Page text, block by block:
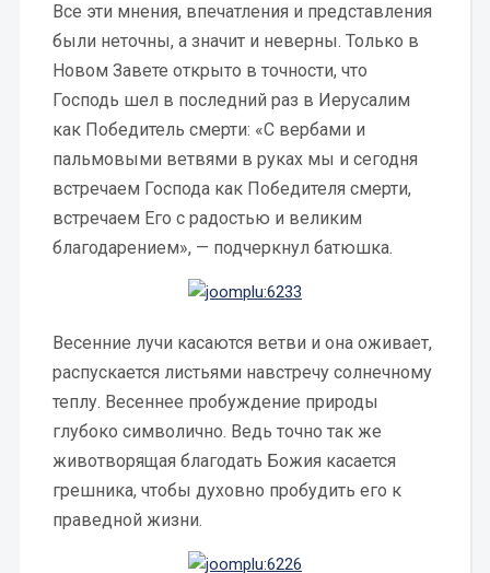
Все эти мнения, впечатления и представления
были неточны, а значит и неверны. Только в
Новом Завете открыто в точности, что
Господь шел в последний раз в Иерусалим
как Победитель смерти: «С вербами и
пальмовыми ветвями в руках мы и сегодня
встречаем Господа как Победителя смерти,
встречаем Его с радостью и великим
благодарением», — подчеркнул батюшка.
Весенние лучи касаются ветви и она оживает,
распускается листьями навстречу солнечному
теплу. Весеннее пробуждение природы
глубоко символично. Ведь точно так же
животворящая благодать Божия касается
грешника, чтобы духовно пробудить его к
праведной жизни.